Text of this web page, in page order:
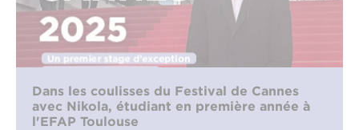
Dans les coulisses du Festival de Cannes
avec Nikola, étudiant en première année à
l'EFAP Toulouse